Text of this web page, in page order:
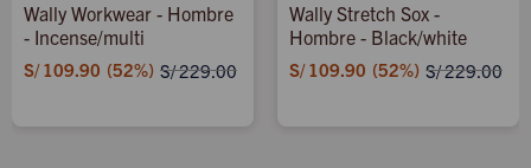
Wally Workwear - Hombre
- Incense/multi
S/ 109.90 52 S/229.00
Wally Stretch Sox -
Hombre - Black/white
S/ 109.90 52 S/229.00